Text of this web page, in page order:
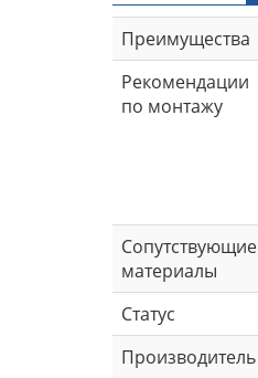
Преимущества
Рекомендации
по монтажу
Сопутствующие
материалы
Статус
Производитель